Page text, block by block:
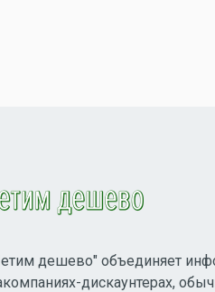
дешево" объединяет
дискаунтерах,